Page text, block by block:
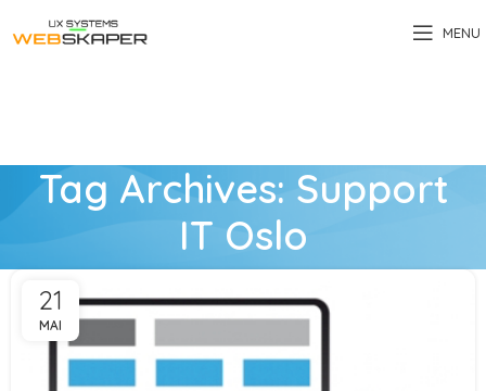
MENU
Tag Archives: Support
IT Oslo
21
MAI